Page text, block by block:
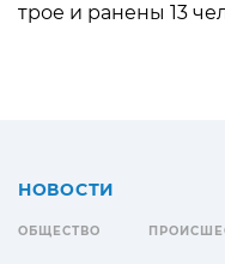
трое и ранены 13
НОВОСТИ
ОБЩЕСТВО